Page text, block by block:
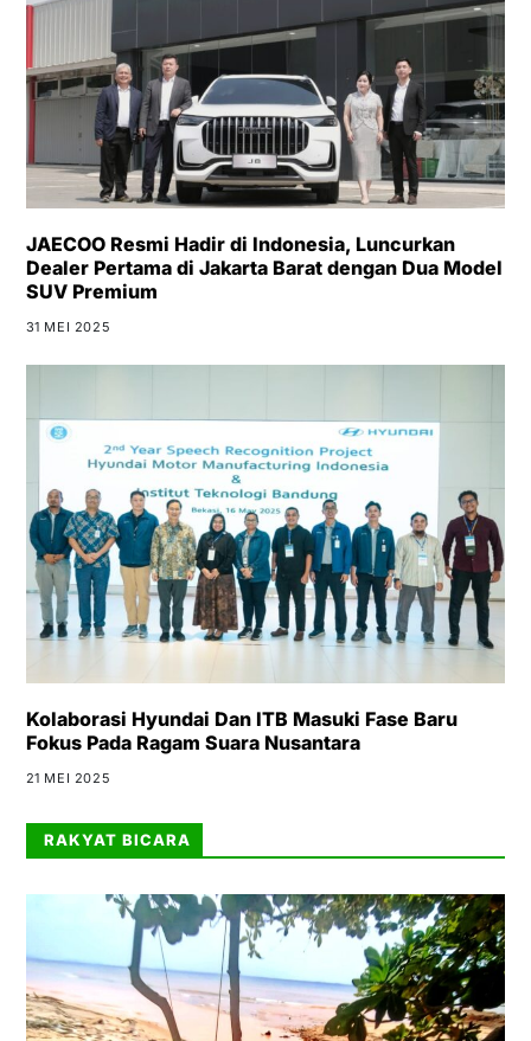
JAECOO Resmi Hadir di Indonesia, Luncurkan
Dealer Pertama di Jakarta Barat dengan Dua Model
SUV Premium
31 MEI 2025
Kolaborasi Hyundai Dan ITB Masuki Fase Baru
Fokus Pada Ragam Suara Nusantara
21 MEI 2025
RAKYAT BICARA